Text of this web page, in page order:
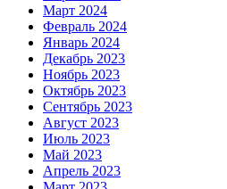
Март 2024
Февраль 2024
Январь 2024
Декабрь 2023
Ноябрь 2023
Октябрь 2023
Сентябрь 2023
Август 2023
Июль 2023
Май 2023
Апрель 2023